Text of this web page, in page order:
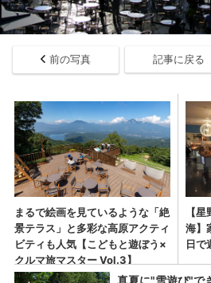
前の写真 記事に戻る